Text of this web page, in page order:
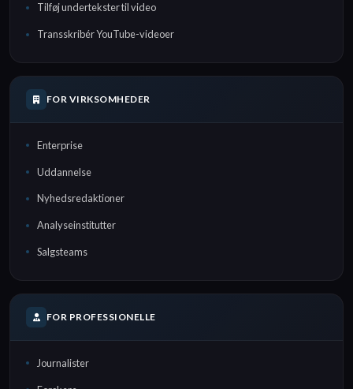
Tilføj undertekster til video
Transskribér YouTube-videoer
FOR VIRKSOMHEDER
Enterprise
Uddannelse
Nyhedsredaktioner
Analyseinstitutter
Salgsteams
FOR PROFESSIONELLE
Journalister